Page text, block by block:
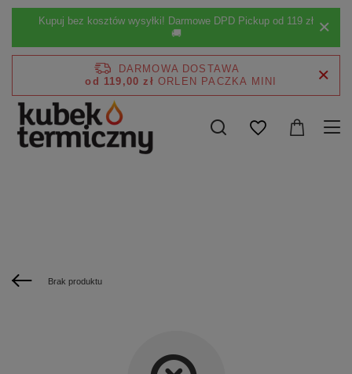
Kupuj bez kosztów wysyłki! Darmowe DPD Pickup od 119 zł
🚚
DARMOWA DOSTAWA
od 119,00 zł
Brak produktu